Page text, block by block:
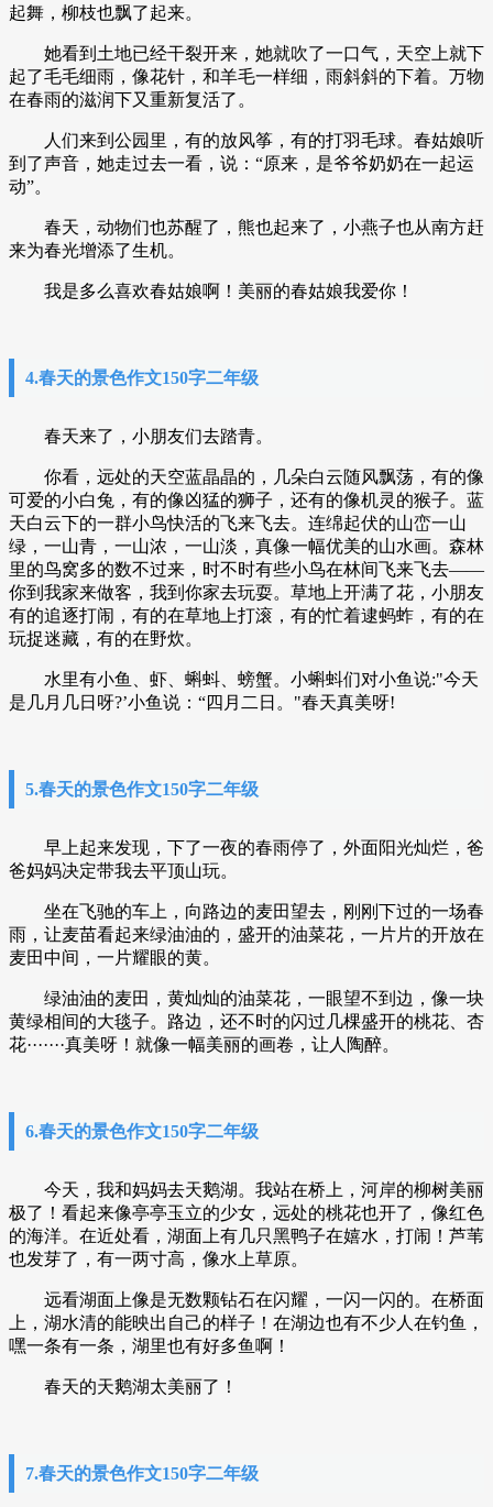
起舞，柳枝也飘了起来。
她看到土地已经干裂开来，她就吹了一口气，天空上就下
起了毛毛细雨，像花针，和羊毛一样细，雨斜斜的下着。万物
在春雨的滋润下又重新复活了。
人们来到公园里，有的放风筝，有的打羽毛球。春姑娘听
到了声音，她走过去一看，说：“原来，是爷爷奶奶在一起运
动”。
春天，动物们也苏醒了，熊也起来了，小燕子也从南方赶
来为春光增添了生机。
我是多么喜欢春姑娘啊！美丽的春姑娘我爱你！
4.春天的景色作文150字二年级
春天来了，小朋友们去踏青。
你看，远处的天空蓝晶晶的，几朵白云随风飘荡，有的像
可爱的小白兔，有的像凶猛的狮子，还有的像机灵的猴子。蓝
天白云下的一群小鸟快活的飞来飞去。连绵起伏的山峦一山
绿，一山青，一山浓，一山淡，真像一幅优美的山水画。森林
里的鸟窝多的数不过来，时不时有些小鸟在林间飞来飞去——
你到我家来做客，我到你家去玩耍。草地上开满了花，小朋友
有的追逐打闹，有的在草地上打滚，有的忙着逮蚂蚱，有的在
玩捉迷藏，有的在野炊。
水里有小鱼、虾、蝌蚪、螃蟹。小蝌蚪们对小鱼说:"今天
是几月几日呀?’小鱼说：“四月二日。"春天真美呀!
5.春天的景色作文150字二年级
早上起来发现，下了一夜的春雨停了，外面阳光灿烂，爸
爸妈妈决定带我去平顶山玩。
坐在飞驰的车上，向路边的麦田望去，刚刚下过的一场春
雨，让麦苗看起来绿油油的，盛开的油菜花，一片片的开放在
麦田中间，一片耀眼的黄。
绿油油的麦田，黄灿灿的油菜花，一眼望不到边，像一块
黄绿相间的大毯子。路边，还不时的闪过几棵盛开的桃花、杏
花·······真美呀！就像一幅美丽的画卷，让人陶醉。
6.春天的景色作文150字二年级
今天，我和妈妈去天鹅湖。我站在桥上，河岸的柳树美丽
极了！看起来像亭亭玉立的少女，远处的桃花也开了，像红色
的海洋。在近处看，湖面上有几只黑鸭子在嬉水，打闹！芦苇
也发芽了，有一两寸高，像水上草原。
远看湖面上像是无数颗钻石在闪耀，一闪一闪的。在桥面
上，湖水清的能映出自己的样子！在湖边也有不少人在钓鱼，
嘿一条有一条，湖里也有好多鱼啊！
春天的天鹅湖太美丽了！
7.春天的景色作文150字二年级